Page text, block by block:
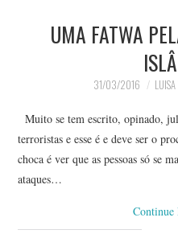
CONTACTO
PRIVACIDADE
UMA FATWA
31/03/2016
Muito se tem escrito, opinado,
terroristas e esse é e deve ser o
choca é ver que as pessoas só se
ataques…
Continue